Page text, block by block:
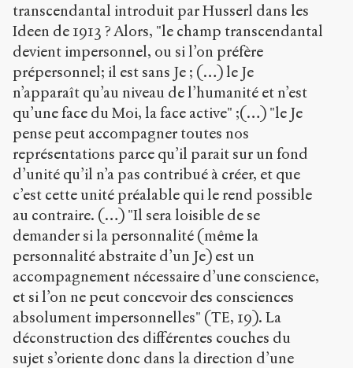
transcendantal introduit par Husserl dans les
Ideen de 1913 ? Alors, "le champ transcendantal
devient impersonnel, ou si l’on préfère
prépersonnel; il est sans Je ; (…) le Je
n’apparaît qu’au niveau de l’humanité et n’est
qu’une face du Moi, la face active" ;(…) "le Je
pense peut accompagner toutes nos
représentations parce qu’il parait sur un fond
d’unité qu’il n’a pas contribué à créer, et que
c’est cette unité préalable qui le rend possible
au contraire. (…) "Il sera loisible de se
demander si la personnalité (même la
personnalité abstraite d’un Je) est un
accompagnement nécessaire d’une conscience,
et si l’on ne peut concevoir des consciences
absolument impersonnelles" (TE, 19). La
déconstruction des différentes couches du
sujet s’oriente donc dans la direction d’une